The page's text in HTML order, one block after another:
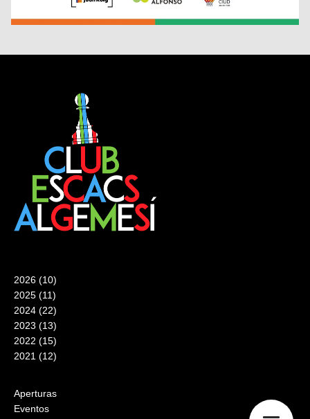
2026 (10)
2025 (11)
2024 (22)
2023 (13)
2022 (15)
2021 (12)
Aperturas
Eventos